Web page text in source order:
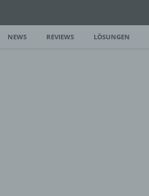
NEWS REVIEWS LÖSUNGEN